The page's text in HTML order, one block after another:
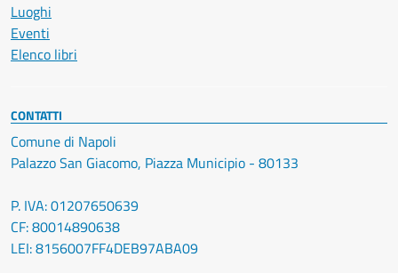
Luoghi
Eventi
Elenco libri
CONTATTI
Comune di Napoli
Palazzo San Giacomo, Piazza Municipio - 80133
P. IVA: 01207650639
CF: 80014890638
LEI: 8156007FF4DEB97ABA09